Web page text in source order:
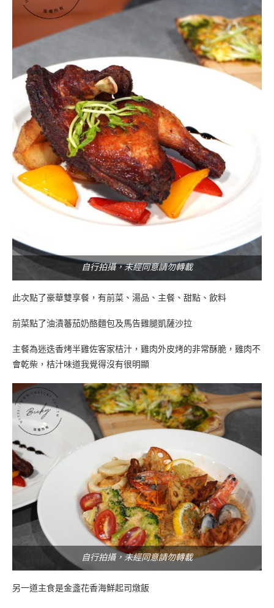
自行拍攝，未經同意請勿轉載
此次點了豪華雙享餐，有前菜、湯品、主餐、甜點、飲料
前菜點了油漬蕃茄奶酪麵包及馬告雞腿凱薩沙拉
主餐為迷迭香烤半雞佐客家桔汁，雞肉外皮烤的非常酥脆，雞肉不
會乾柴，桔汁味道我覺得沒有很明顯
自行拍攝，未經同意請勿轉載
另一道主食是金盞花香海鮮起司燉飯